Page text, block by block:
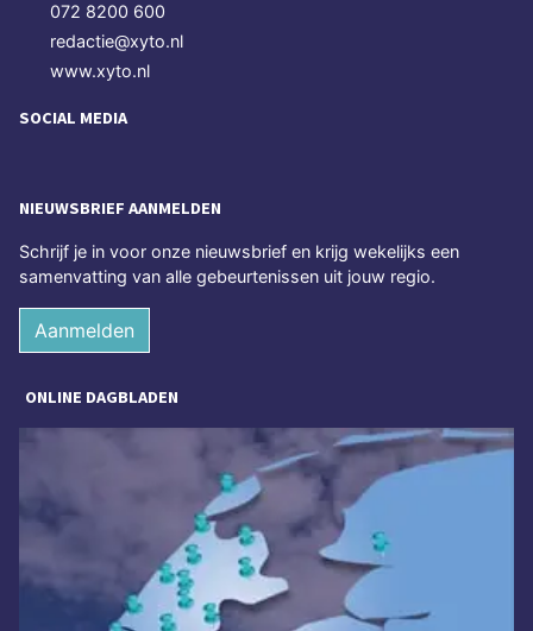
072 8200 600
redactie@xyto.nl
www.xyto.nl
SOCIAL MEDIA
NIEUWSBRIEF AANMELDEN
Schrijf je in voor onze nieuwsbrief en krijg wekelijks een
samenvatting van alle gebeurtenissen uit jouw regio.
Aanmelden
ONLINE DAGBLADEN